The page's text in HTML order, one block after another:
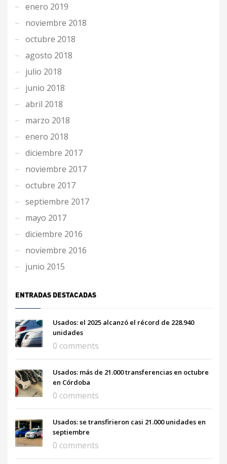
enero 2019
noviembre 2018
octubre 2018
agosto 2018
julio 2018
junio 2018
abril 2018
marzo 2018
enero 2018
diciembre 2017
noviembre 2017
octubre 2017
septiembre 2017
mayo 2017
diciembre 2016
noviembre 2016
junio 2015
ENTRADAS DESTACADAS
Usados: el 2025 alcanzó el récord de 228.940
unidades
0 comments
Usados: más de 21.000 transferencias en octubre
en Córdoba
0 comments
Usados: se transfirieron casi 21.000 unidades en
septiembre
0 comments